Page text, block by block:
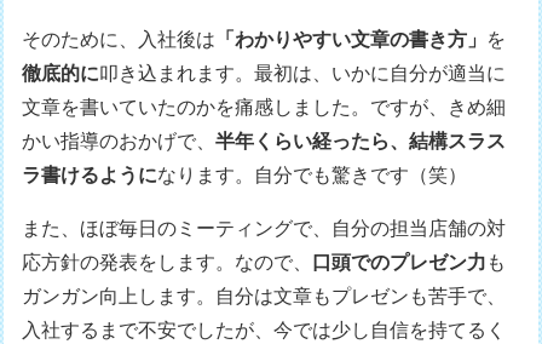
そのために、入社後は 「わかりやすい文章の書き方」 を
徹底的に叩き込まれます。最初は、いかに自分が適当に
文章を書いていたのかを痛感しました。ですが、きめ細
かい指導のおかげで、半年くらい経ったら、結構スラス
ラ書けるようになります。自分でも驚きです（笑）
また、ほぼ毎日のミーティングで、自分の担当店舗の対
応方針の発表をします。なので、
口頭でのプレゼン力 も
ガンガン向上します。自分は文章もプレゼンも苦手で、
入社するまで不安でしたが、今では少し自信を持てるく